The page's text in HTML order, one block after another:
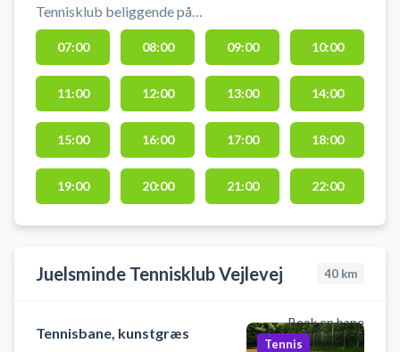
Tennisklub beliggende på
Bolbroholtvej 11, 7130
Juelsminde. Book tennisbane og
spil tennis i Juelsminde.
07:00 08:00 09:00 10:00
11:00 12:00 13:00 14:00
15:00 16:00 17:00 18:00
19:00 20:00 21:00 22:00
Juelsminde Tennisklub Vejlevej 40 km
Book en bane
Tennisbane, kunstgræs
Tennis